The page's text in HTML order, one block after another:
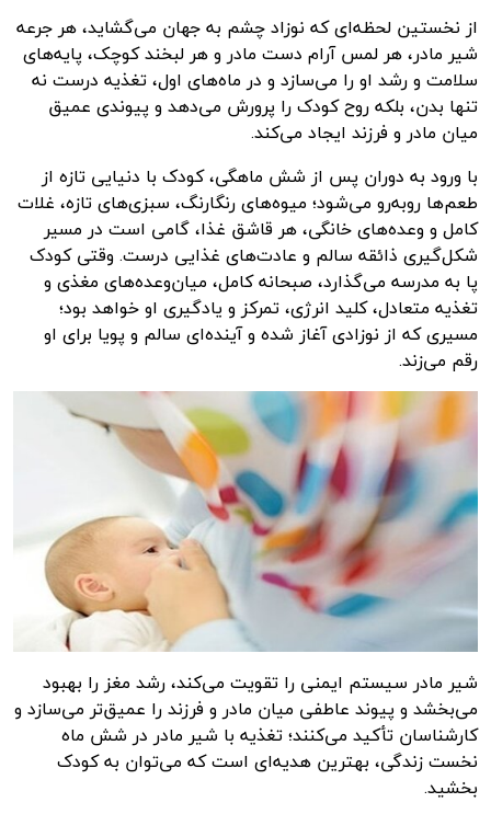
از نخستین لحظه‌ای که نوزاد چشم به جهان می‌گشاید، هر جرعه
شیر مادر، هر لمس آرام دست مادر و هر لبخند کوچک، پایه‌های
سلامت و رشد او را می‌سازد و در ماه‌های اول، تغذیه درست نه
تنها بدن، بلکه روح کودک را پرورش می‌دهد و پیوندی عمیق
میان مادر و فرزند ایجاد می‌کند.
با ورود به دوران پس از شش ماهگی، کودک با دنیایی تازه از
طعم‌ها روبه‌رو می‌شود؛ میوه‌های رنگارنگ، سبزی‌های تازه، غلات
کامل و وعده‌های خانگی، هر قاشق غذا، گامی است در مسیر
شکل‌گیری ذائقه سالم و عادت‌های غذایی درست. وقتی کودک
پا به مدرسه می‌گذارد، صبحانه کامل، میان‌وعده‌های مغذی و
تغذیه متعادل، کلید انرژی، تمرکز و یادگیری او خواهد بود؛
مسیری که از نوزادی آغاز شده و آینده‌ای سالم و پویا برای او
رقم می‌زند.
شیر مادر سیستم ایمنی را تقویت می‌کند، رشد مغز را بهبود
می‌بخشد و پیوند عاطفی میان مادر و فرزند را عمیق‌تر می‌سازد و
کارشناسان تأکید می‌کنند؛ تغذیه با شیر مادر در شش ماه
نخست زندگی، بهترین هدیه‌ای است که می‌توان به کودک
بخشید.